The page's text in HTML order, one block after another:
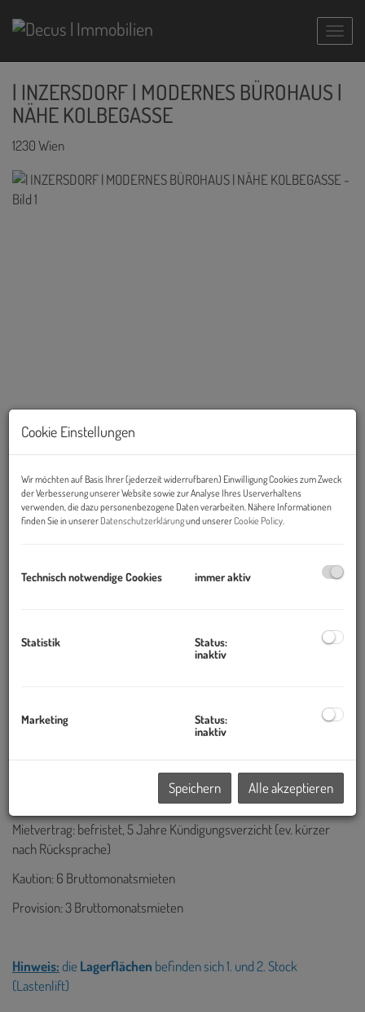
| INZERSDORF | MODERNES BÜROHAUS |
NÄHE KOLBEGASSE
1230 Wien
Beschreibung
Dieses moderne Büro- und Lagerobjekt befindet sich in
DieBetriebskosten
belaufen sich auf ca. € 3,16/m²/Monat/netto
Rep.Kostenbeitrag: € 0,30/m²/Monat/netto
Mietvertrag: befristet, 5 Jahre Kündigungsverzicht (ev. kürzer
nach Rücksprache)
Kaution: 6 Bruttomonatsmieten
Provision: 3 Bruttomonatsmieten
Hinweis:die Lagerflächen befinden sich 1. und 2. Stock
(Lastenlift)
Cookie Einstellungen
Wir möchten auf Basis Ihrer (jederzeit widerrufbaren) Einwilligung Cookies zum Zweck
der Verbesserung unserer Website sowie zur Analyse Ihres Userverhaltens
verwenden, die dazu personenbezogene Daten verarbeiten. Nähere Informationen
finden Sie in unserer Datenschutzerklärungund unsererCookie Policy.
Technisch notwendige Cookies immer aktiv
Statistik
Status:
inaktiv
Marketing
Status:
inaktiv
Speichern Alle akzeptieren